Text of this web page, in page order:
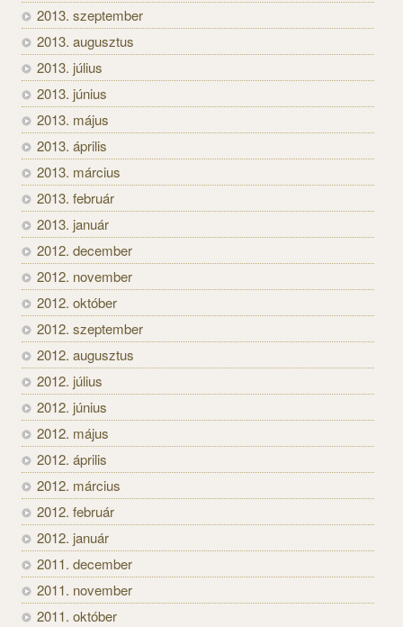
2013. szeptember
2013. augusztus
2013. július
2013. június
2013. május
2013. április
2013. március
2013. február
2013. január
2012. december
2012. november
2012. október
2012. szeptember
2012. augusztus
2012. július
2012. június
2012. május
2012. április
2012. március
2012. február
2012. január
2011. december
2011. november
2011. október